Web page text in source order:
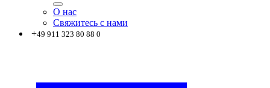
О нас
Свяжитесь с нами
+49 911 323 80 88 0